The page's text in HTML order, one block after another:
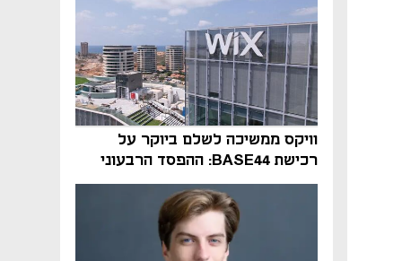
וויקס ממשיכה לשלם ביוקר על
רכישת BASE44: ההפסד הרבעוני
זינק ל-76 מיליון דולר